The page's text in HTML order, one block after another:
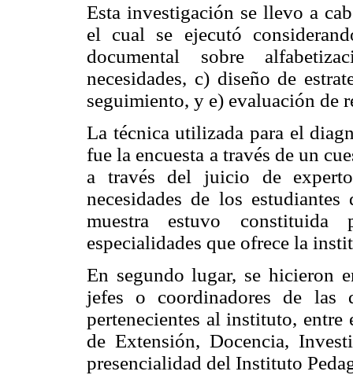
Esta investigación se llevo a
el cual se ejecutó
documental sobre
necesidades, c) diseño de
seguimiento, y e) evaluación de
La técnica utilizada para el
fue la encuesta a través de un
a través del juicio de
necesidades de los
muestra estuvo
especialidades que ofrece la
En segundo lugar, se hicieron
jefes o coordinadores de las
pertenecientes al instituto, entre
de Extensión, Docencia,
presencialidad del Instituto